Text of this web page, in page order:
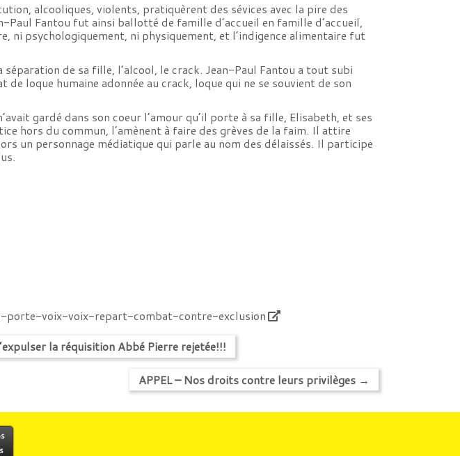
alcooliques, violents, pratiquèrent des sévices avec la pire des
Fantou fut ainsi ballotté de famille d’accueil en famille d’accueil,
ni psychologiquement, ni physiquement, et l’indigence alimentaire fut
de sa fille, l’alcool, le crack. Jean-Paul Fantou a tout subi
loque humaine adonnée au crack, loque qui ne se souvient de son
gardé dans son coeur l’amour qu’il porte à sa fille, Elisabeth, et ses
hors du commun, l’amènent à faire des grèves de la faim. Il attire
un personnage médiatique qui parle au nom des délaissés. Il participe
voix-voix-repart-combat-contre-exclusion
la réquisition Abbé Pierre rejetée!!!
APPEL – Nos droits contre leurs privilèges →